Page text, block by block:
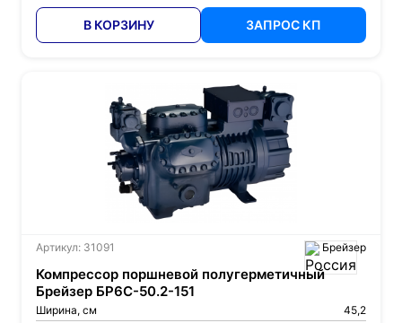
В КОРЗИНУ ЗАПРОС КП
Артикул: 31091 Брейзер
Компрессор поршневой полугерметичный
Брейзер БР6С-50.2-151
Ширина, см
45,2